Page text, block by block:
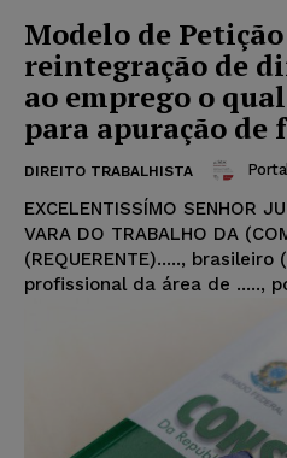
Modelo de
reintegração de
ao emprego o
para apuração de
DIREITO TRABALHISTA
EXCELENTISSÍMO SENHOR
VARA DO TRABALHO DA
(REQUERENTE).....,
profissional da área de .....,